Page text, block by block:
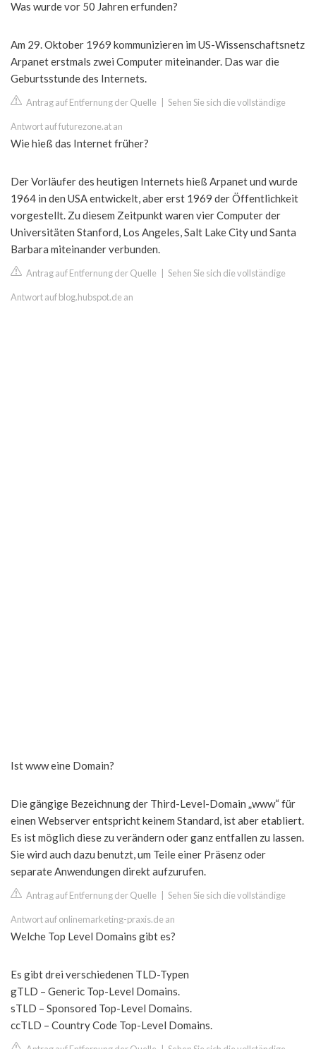
Was wurde vor 50 Jahren erfunden?
Am 29. Oktober 1969 kommunizieren im US-Wissenschaftsnetz
Arpanet erstmals zwei Computer miteinander. Das war die
Geburtsstunde des Internets.
Antrag auf Entfernung der Quelle Sehen Sie sich die vollständige
Antwort auf futurezone.at an
Wie hieß das Internet früher?
Der Vorläufer des heutigen Internets hieß Arpanet und wurde
1964 in den USA entwickelt, aber erst 1969 der Öffentlichkeit
vorgestellt. Zu diesem Zeitpunkt waren vier Computer der
Universitäten Stanford, Los Angeles, Salt Lake City und Santa
Barbara miteinander verbunden.
Antrag auf Entfernung der Quelle Sehen Sie sich die vollständige
Antwort auf blog.hubspot.de an
Ist www eine Domain?
Die gängige Bezeichnung der Third-Level-Domain „www“ für
einen Webserver entspricht keinem Standard, ist aber etabliert.
Es ist möglich diese zu verändern oder ganz entfallen zu lassen.
Sie wird auch dazu benutzt, um Teile einer Präsenz oder
separate Anwendungen direkt aufzurufen.
Antrag auf Entfernung der Quelle Sehen Sie sich die vollständige
Antwort auf onlinemarketing-praxis.de an
Welche Top Level Domains gibt es?
Es gibt drei verschiedenen TLD-Typen
gTLD – Generic Top-Level Domains.
sTLD – Sponsored Top-Level Domains.
ccTLD – Country Code Top-Level Domains.